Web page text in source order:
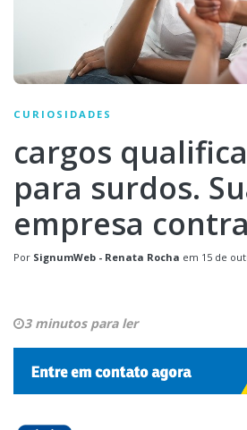
CURIOSIDADES
cargos
para surdos.
empresa
Por SignumWeb - Renata Rocha em 15 de
3 minutos para ler